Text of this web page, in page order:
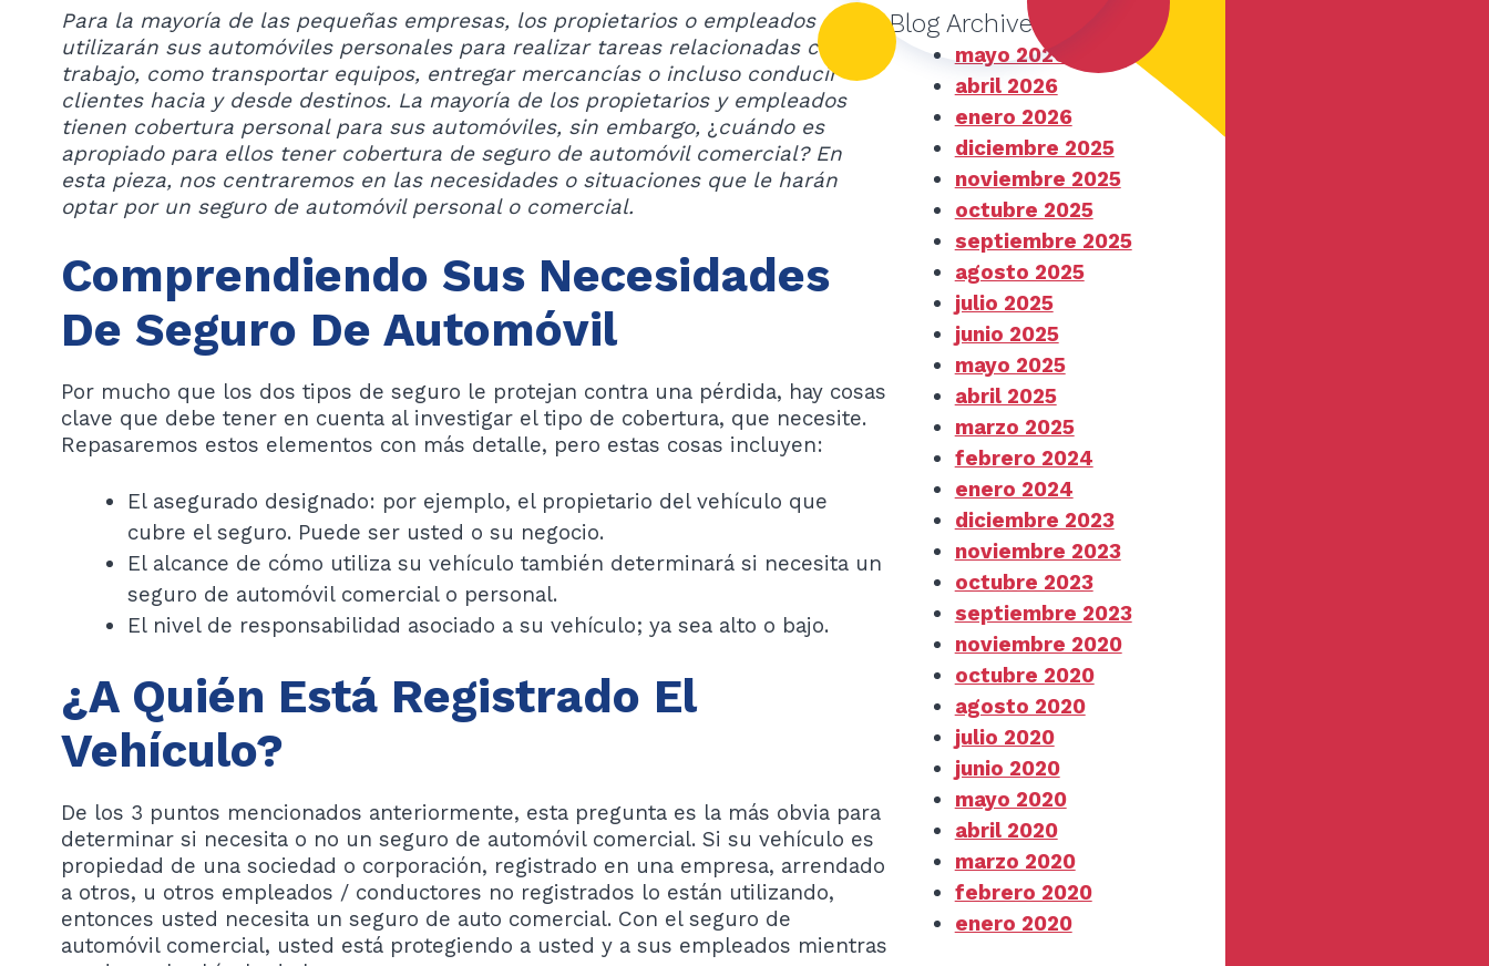
Para la mayoría de las pequeñas empresas, los propietarios o empleados
utilizarán sus automóviles personales para realizar tareas relacionadas con el
trabajo, como transportar equipos, entregar mercancías o incluso conducir
clientes hacia y desde destinos. La mayoría de los propietarios y empleados
tienen cobertura personal para sus automóviles, sin embargo, ¿cuándo es
apropiado para ellos tener cobertura de seguro de automóvil comercial? En
esta pieza, nos centraremos en las necesidades o situaciones que le harán
optar por un seguro de automóvil personal o comercial.
Comprendiendo Sus Necesidades
De Seguro De Automóvil
Por mucho que los dos tipos de seguro le protejan contra una pérdida, hay cosas
clave que debe tener en cuenta al investigar el tipo de cobertura, que necesite.
Repasaremos estos elementos con más detalle, pero estas cosas incluyen:
El asegurado designado: por ejemplo, el propietario del vehículo que
cubre el seguro. Puede ser usted o su negocio.
El alcance de cómo utiliza su vehículo también determinará si necesita un
seguro de automóvil comercial o personal.
El nivel de responsabilidad asociado a su vehículo; ya sea alto o bajo.
¿A Quién Está Registrado El
Vehículo?
De los 3 puntos mencionados anteriormente, esta pregunta es la más obvia para
determinar si necesita o no un seguro de automóvil comercial. Si su vehículo es
propiedad de una sociedad o corporación, registrado en una empresa, arrendado
a otros, u otros empleados / conductores no registrados lo están utilizando,
entonces usted necesita un seguro de auto comercial. Con el seguro de
automóvil comercial, usted está protegiendo a usted y a sus empleados mientras
Blog Archive
mayo 2026
abril 2026
enero 2026
diciembre 2025
noviembre 2025
octubre 2025
septiembre 2025
agosto 2025
julio 2025
junio 2025
mayo 2025
abril 2025
marzo 2025
febrero 2024
enero 2024
diciembre 2023
noviembre 2023
octubre 2023
septiembre 2023
noviembre 2020
octubre 2020
agosto 2020
julio 2020
junio 2020
mayo 2020
abril 2020
marzo 2020
febrero 2020
enero 2020